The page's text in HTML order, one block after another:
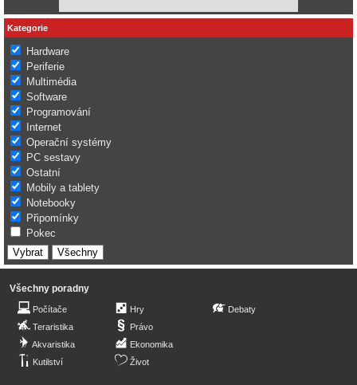
Kategorie
Hardware
Periferie
Multimédia
Software
Programování
Internet
Operační systémy
PC sestavy
Ostatní
Mobily a tablety
Notebooky
Připomínky
Pokec
Všechny poradny
Počítače
Teraristika
Akvaristika
Kutilství
Hry
Právo
Ekonomika
Život
Debaty